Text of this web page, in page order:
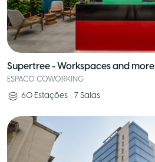
Supertree - Workspaces and more
ESPACO COWORKING
60 Estações • 7 Salas